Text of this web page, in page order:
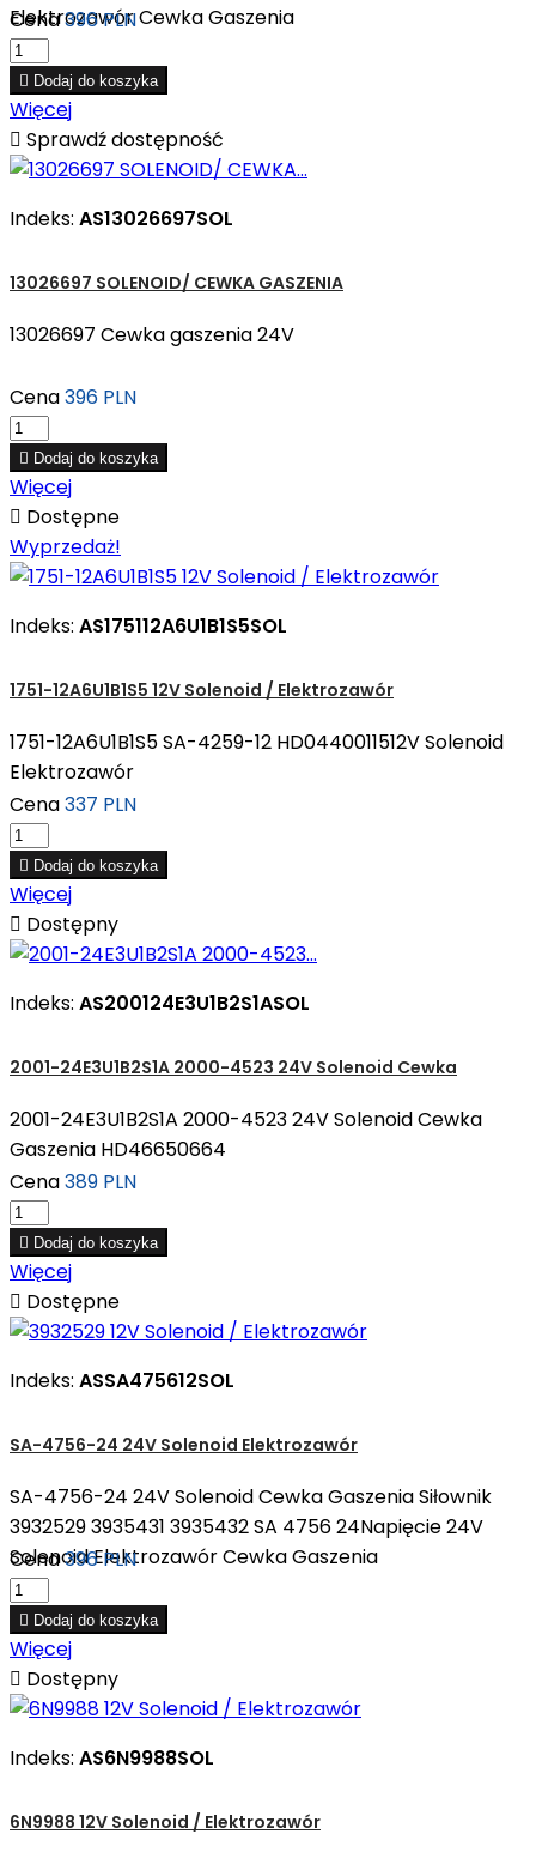
Elektrozawór Cewka Gaszenia
Cena396 PLN
 Dodaj do koszyka
Więcej
 Sprawdź dostępność
Indeks: AS13026697SOL
13026697 SOLENOID/ CEWKA GASZENIA
13026697 Cewka gaszenia 24V
Cena396 PLN
 Dodaj do koszyka
Więcej
 Dostępne
Wyprzedaż!
Indeks: AS175112A6U1B1S5SOL
1751-12A6U1B1S5 12V Solenoid / Elektrozawór
1751-12A6U1B1S5 SA-4259-12 HD0440011512V Solenoid
Elektrozawór
Cena337 PLN
 Dodaj do koszyka
Więcej
 Dostępny
Indeks: AS200124E3U1B2S1ASOL
2001-24E3U1B2S1A 2000-4523 24V Solenoid Cewka
2001-24E3U1B2S1A 2000-4523 24V Solenoid Cewka
Gaszenia HD46650664
Cena389 PLN
 Dodaj do koszyka
Więcej
 Dostępne
Indeks: ASSA475612SOL
SA-4756-24 24V Solenoid Elektrozawór
SA-4756-24 24V Solenoid Cewka Gaszenia Siłownik
3932529 3935431 3935432 SA 4756 24Napięcie 24V
Solenoid Elektrozawór Cewka Gaszenia
Cena396 PLN
 Dodaj do koszyka
Więcej
 Dostępny
Indeks: AS6N9988SOL
6N9988 12V Solenoid / Elektrozawór